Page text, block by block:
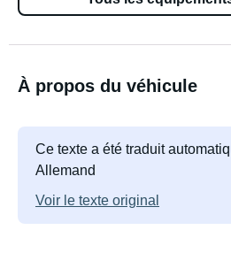
À propos du véhicule
Ce texte a été traduit
Allemand
Voir le texte original